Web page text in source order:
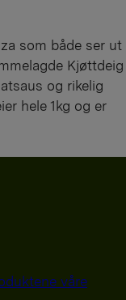
som både ser ut
Kjøttdeig
og rikelig
hele 1kg og er
våre